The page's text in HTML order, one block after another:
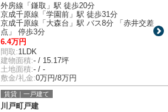
外房線「鎌取」駅 徒歩20分
京成千原線「学園前」駅 徒歩31分
京成千原線「大森台」駅 バス8分 「赤井交差
点」 停歩3分
6.4万円
間取:1LDK
建物面積:- / 15.17坪
土地面積:- / -
敷金/礼金:0万円/8万円
賃貸｜一戸建て
川戸町戸建